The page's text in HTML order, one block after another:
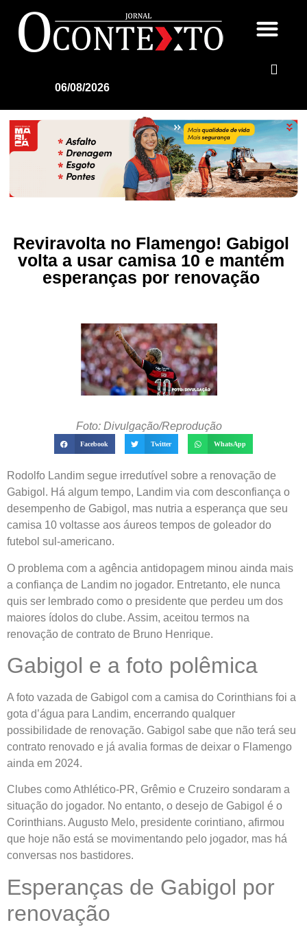
06/08/2026
Reviravolta no Flamengo! Gabigol
volta a usar camisa 10 e mantém
esperanças por renovação
Foto: Divulgação/Reprodução
Facebook Twitter WhatsApp
Rodolfo Landim segue irredutível sobre a renovação de
Gabigol. Há algum tempo, Landim via com desconfiança o
desempenho de Gabigol, mas nutria a esperança que seu
camisa 10 voltasse aos áureos tempos de goleador do
futebol sul-americano.
O problema com a agência antidopagem minou ainda mais
a confiança de Landim no jogador. Entretanto, ele nunca
quis ser lembrado como o presidente que perdeu um dos
maiores ídolos do clube. Assim, aceitou termos na
renovação de contrato de Bruno Henrique.
Gabigol e a foto polêmica
A foto vazada de Gabigol com a camisa do Corinthians foi a
gota d’água para Landim, encerrando qualquer
possibilidade de renovação. Gabigol sabe que não terá seu
contrato renovado e já avalia formas de deixar o Flamengo
ainda em 2024.
Clubes como Athlético-PR, Grêmio e Cruzeiro sondaram a
situação do jogador. No entanto, o desejo de Gabigol é o
Corinthians. Augusto Melo, presidente corintiano, afirmou
que hoje não está se movimentando pelo jogador, mas há
conversas nos bastidores.
Esperanças de Gabigol por
renovação